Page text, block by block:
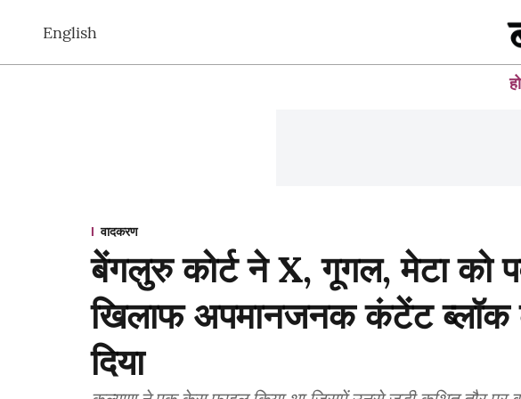
English
वादकरण
बेंगलुरु कोर्ट ने X, गूगल, मेटा को
खिलाफ अपमानजनक कंटेंट
दिया